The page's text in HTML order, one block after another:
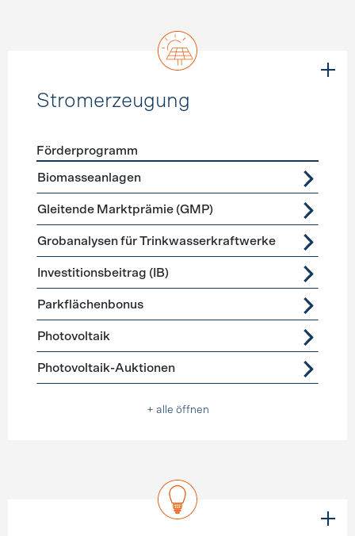
Stromerzeugung
Förderprogramme
Förderprogramm
Biomasseanlagen
Gleitende Marktprämie (GMP)
Grobanalysen für Trinkwasserkraftwerke
Investitionsbeitrag (IB)
Parkflächenbonus
Photovoltaik
Photovoltaik-Auktionen
+ alle öffnen